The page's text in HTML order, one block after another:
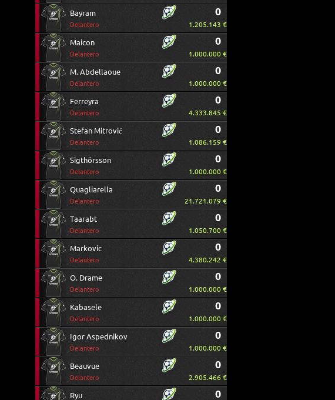
Bayram
Delantero
0
1.205.143 €
Maicon
Delantero
0
1.000.000 €
M. Abdellaoue
Delantero
0
1.000.000 €
Ferreyra
Delantero
0
4.333.845 €
Stefan Mitrović
Delantero
0
1.086.159 €
Sigthórsson
Delantero
0
1.000.000 €
Quagliarella
Delantero
0
21.721.079 €
Taarabt
Delantero
0
1.050.700 €
Markovic
Delantero
0
4.380.242 €
O. Drame
Delantero
0
1.000.000 €
Kabasele
Delantero
0
1.000.000 €
Igor Aspednikov
Delantero
0
1.000.000 €
Beauvue
Delantero
0
2.905.466 €
Ryu 0